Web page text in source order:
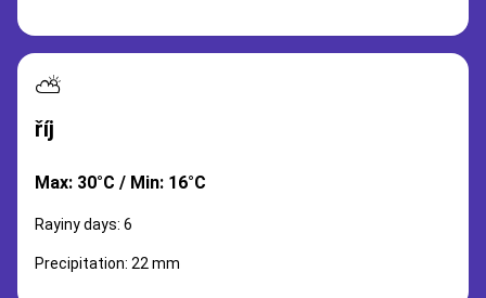
⛅
říj
Max: 30°C / Min: 16°C
Rayiny days: 6
Precipitation: 22 mm